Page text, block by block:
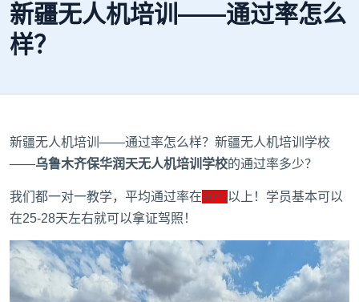
新疆无人机培训——通过率怎么
样？
新疆无人机培训 ——通过率怎么样？ 新疆无人机培训学校
——乌鲁木齐保华润天无人机培训学校的通过率多少？
我们都一对一教学，平均通过率在90%以上！学员基本可以
在25-28天左右就可以拿证驾照！